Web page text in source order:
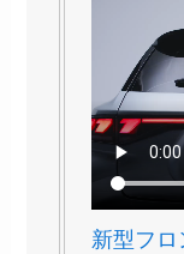
新型フ